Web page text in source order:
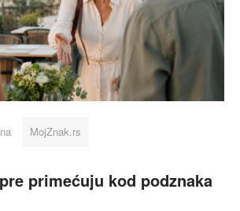
MojZnak.rs
primećuju kod podznaka